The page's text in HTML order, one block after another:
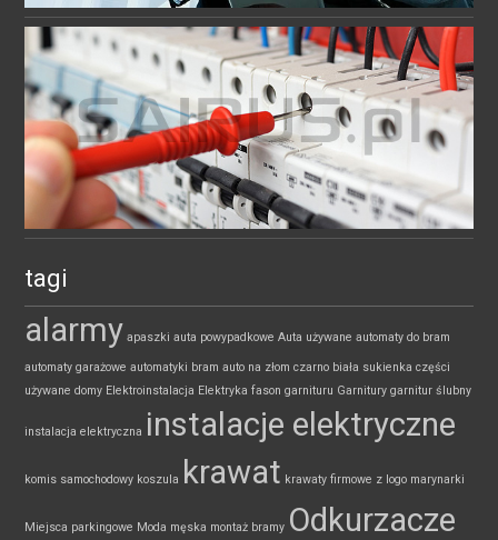
tagi
alarmy apaszki auta powypadkowe Auta używane automaty do bram
automaty garażowe automatyki bram auto na złom czarno biała sukienka części
używane domy Elektroinstalacja Elektryka fason garnituru Garnitury garnitur ślubny
instalacja elektryczna instalacje elektryczne
komis samochodowy koszula krawat krawaty firmowe z logo marynarki
Miejsca parkingowe Moda męska montaż bramy Odkurzacze